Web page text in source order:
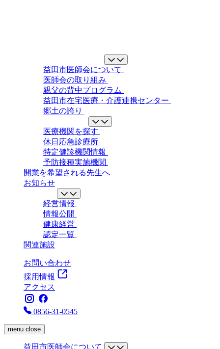
益田市医師会について
医師会の取り組み
親父の背中プログラム
益田市在宅医療・介護連携センター
郷土の誇り
医療機関を探す
休日応急診療所
特定健診機関情報
予防接種実施機関
開業を希望される先生へ
お知らせ
経営情報
情報公開
健康経営
認定一覧
関連施設
お問い合わせ
採用情報
アクセス
0856-31-0545
menu close
益田市医師会について